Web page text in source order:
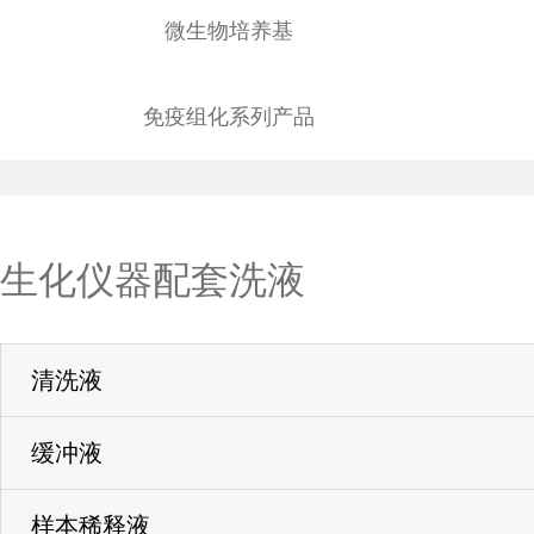
微生物培养基
免疫组化系列产品
生化仪器配套洗液
清洗液
缓冲液
样本稀释液